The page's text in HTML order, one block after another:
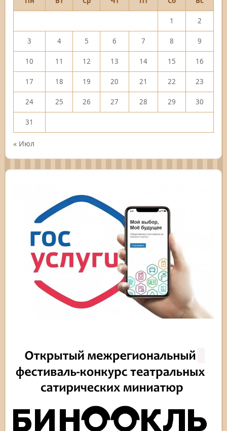
1 2
3 4 5 6 7 8 9
10 11 12 13 14 15 16
17 18 19 20 21 22 23
24 25 26 27 28 29 30
31
« Июл